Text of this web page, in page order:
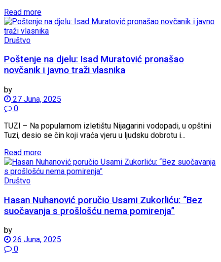
Read more
Društvo
Poštenje na djelu: Isad Muratović pronašao
novčanik i javno traži vlasnika
by
27 Juna, 2025
0
TUZI – Na popularnom izletištu Nijagarini vodopadi, u opštini
Tuzi, desio se čin koji vraća vjeru u ljudsku dobrotu i...
Read more
Društvo
Hasan Nuhanović poručio Usami Zukorliću: “Bez
suočavanja s prošlošću nema pomirenja”
by
26 Juna, 2025
0